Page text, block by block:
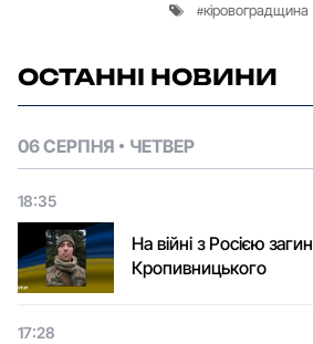
кіровоградщина
ОСТАННІ НОВИНИ
06 СЕРПНЯ ЧЕТВЕР
18:35
На війні з Росією
Кропивницького
17:28